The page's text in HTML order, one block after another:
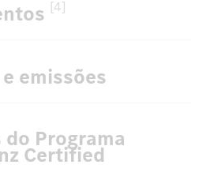
[4]
emissões
Programa
Certified